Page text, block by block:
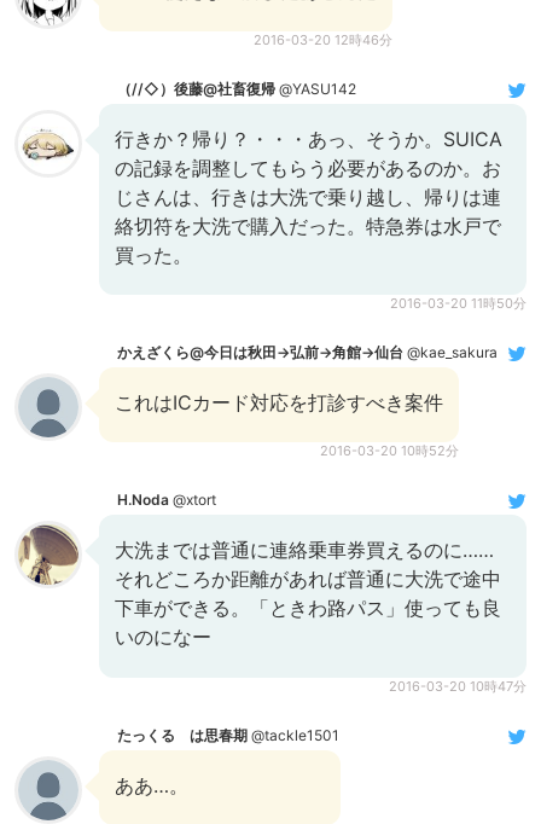
2016-03-20 12時46分
（//◇）後藤@社畜復帰 @YASU142
行きか？帰り？・・・あっ、そうか。SUICA
の記録を調整してもらう必要があるのか。お
じさんは、行きは大洗で乗り越し、帰りは連
絡切符を大洗で購入だった。特急券は水戸で
買った。
2016-03-20 11時50分
かえざくら@今日は秋田→弘前→角館→仙台 @kae_sakura
これはICカード対応を打診すべき案件
2016-03-20 10時52分
H.Noda @xtort
大洗までは普通に連絡乗車券買えるのに……
それどころか距離があれば普通に大洗で途中
下車ができる。「ときわ路パス」使っても良
いのになー
2016-03-20 10時47分
たっくる は思春期 @tackle1501
ああ…。